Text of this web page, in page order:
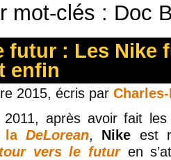
mot-clés : Doc
futur : Les Nike
enfin
2015, écris par
2011, après avoir fait
laDeLorean, Nike est
vers le futuren